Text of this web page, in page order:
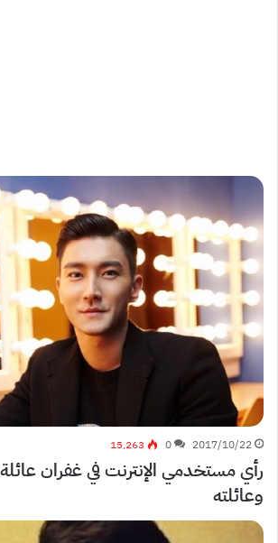
2017/10/22
0 15٬263
رأي مستخدمي الإنترنت في غفران عائلة
وعائلته